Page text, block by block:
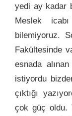
yedi ay kadar
Meslek
bilemiyoruz.
Fakültesinde
esnada
istiyordu
çıktığı
çok güç oldu.